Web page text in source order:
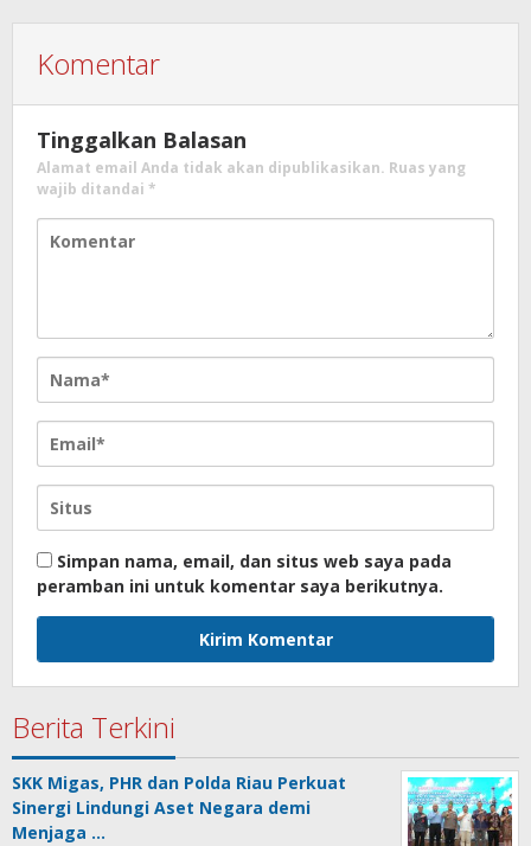
Komentar
Tinggalkan Balasan
Alamat email Anda tidak akan dipublikasikan. Ruas yang
wajib ditandai *
Simpan nama, email, dan situs web saya pada
peramban ini untuk komentar saya berikutnya.
Berita Terkini
SKK Migas, PHR dan Polda Riau Perkuat
Sinergi Lindungi Aset Negara demi
Menjaga …